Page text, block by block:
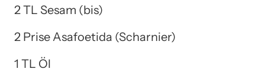
2 TL Sesam (bis)
2 Prise Asafoetida (Scharnier)
1 TL Öl